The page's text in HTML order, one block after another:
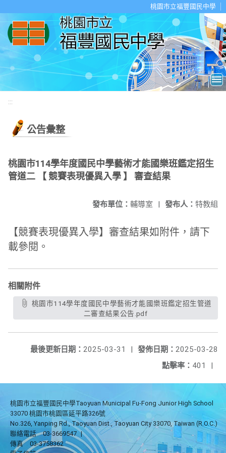
桃園市立福豐國民中學
:::
公告彙整
桃園市114學年度國民中學藝術才能國樂班鑑定招生
管道二 【 競賽表現優異入學 】 審查結果
發布人： 特教組
發布單位： 輔導室 |
【競賽表現優異入學】審查結果如附件，請下
載參閱。
相關附件
二審查結果公告.pdf
發佈日期： 2025-03-28
最後更新日期： 2025-03-31
|
點擊率： 401 |
桃園市立福豐國民中學Taoyuan Municipal Fu-Fong Junior High School
33070 桃園市桃園區延平路326號
No.326, Yanping Rd., Taoyuan Dist., Taoyuan City 33070, Taiwan (R.O.C.)
聯絡電話
03-3669547 |
傳真
03-3758362